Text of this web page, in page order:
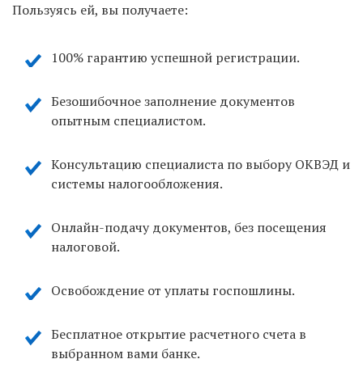
Пользуясь ей, вы получаете:
100% гарантию успешной регистрации.
Безошибочное заполнение документов
опытным специалистом.
Консультацию специалиста по выбору ОКВЭД и
системы налогообложения.
Онлайн-подачу документов, без посещения
налоговой.
Освобождение от уплаты госпошлины.
Бесплатное открытие расчетного счета в
выбранном вами банке.